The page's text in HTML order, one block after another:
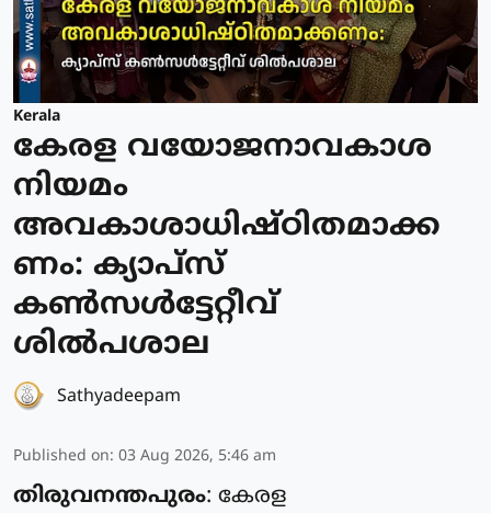
Kerala
കേരള വയോജനാവകാശ
നിയമം
അവകാശാധിഷ്ഠിതമാക്ക
ണം: ക്യാപ്സ്
കൺസൾട്ടേറ്റീവ്
ശിൽപശാല
Sathyadeepam
Published on: 03 Aug 2026, 5:46 am
തിരുവനന്തപുരം: കേരള